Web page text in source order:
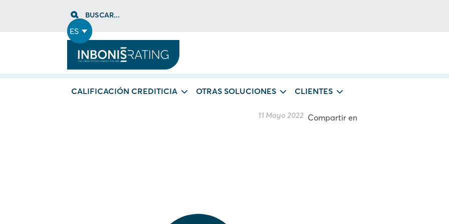
BUSCAR...
ES
CALIFICACIÓN CREDITICIA OTRAS SOLUCIONES CLIENTES
11 Mayo 2022 Compartir en